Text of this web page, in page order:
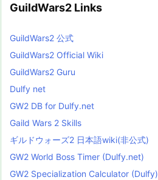
GuildWars2 Links
GuildWars2 公式
GuildWars2 Official Wiki
GuildWars2 Guru
Dulfy net
GW2 DB for Dulfy.net
Gaild Wars 2 Skills
ギルドウォーズ2 日本語wiki(非公式)
GW2 World Boss Timer (Dulfy.net)
GW2 Specialization Calculator (Dulfy)